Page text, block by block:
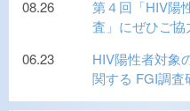
08.26
第４回「HIV陽
査」にぜひご協
06.23
HIV陽性者対象
関する FGI調査